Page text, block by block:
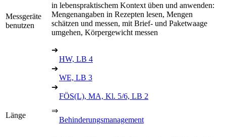
Messgeräte
benutzen
in lebenspraktischem Kontext üben und anwenden:
Mengenangaben in Rezepten lesen, Mengen
schätzen und messen, mit Brief- und Paketwaage
umgehen, Körpergewicht messen
➔
HW, LB 4
➔
WE, LB 3
➔
FÖS(L), MA, Kl. 5/6, LB 2
Länge
⇒
Behinderungsmanagement